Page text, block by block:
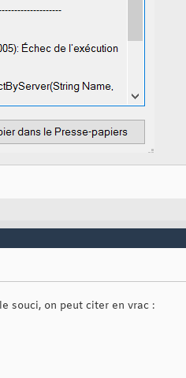
souci, on peut citer en vrac :